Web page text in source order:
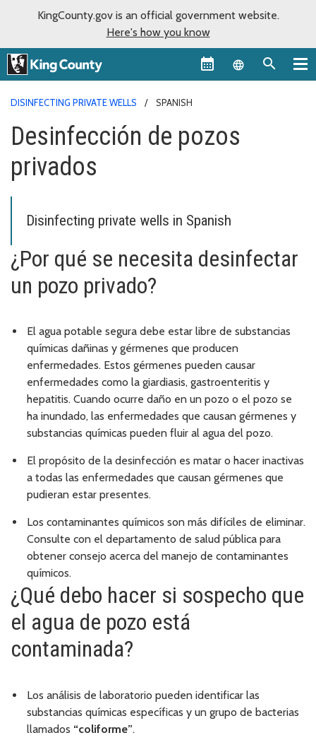
KingCounty.gov is an official government website.
Here's how you know
Language
DISINFECTING PRIVATE WELLS SPANISH
Desinfección de pozos
privados
Disinfecting private wells in Spanish
¿Por qué se necesita desinfectar
un pozo privado?
El agua potable segura debe estar libre de substancias
químicas dañinas y gérmenes que producen
enfermedades. Estos gérmenes pueden causar
enfermedades como la giardiasis, gastroenteritis y
hepatitis. Cuando ocurre daño en un pozo o el pozo se
ha inundado, las enfermedades que causan gérmenes y
substancias químicas pueden fluir al agua del pozo.
El propósito de la desinfección es matar o hacer inactivas
a todas las enfermedades que causan gérmenes que
pudieran estar presentes.
Los contaminantes químicos son más difíciles de eliminar.
Consulte con el departamento de salud pública para
obtener consejo acerca del manejo de contaminantes
químicos.
¿Qué debo hacer si sospecho que
el agua de pozo está
contaminada?
Los análisis de laboratorio pueden identificar las
substancias químicas específicas y un grupo de bacterias
llamados “coliforme”.